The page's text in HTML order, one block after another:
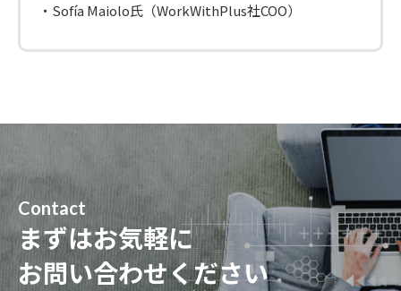
・Sofía Maiolo氏（WorkWithPlus社COO）
Contact
まずはお気軽に
お問い合わせください